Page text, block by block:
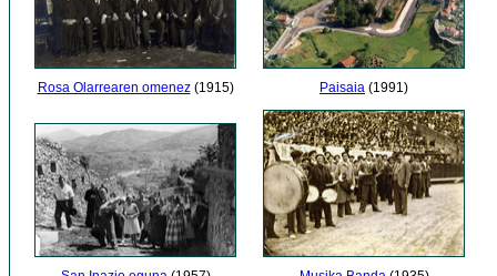
Rosa Olarrearen omenez(1915) Paisaia (1991)